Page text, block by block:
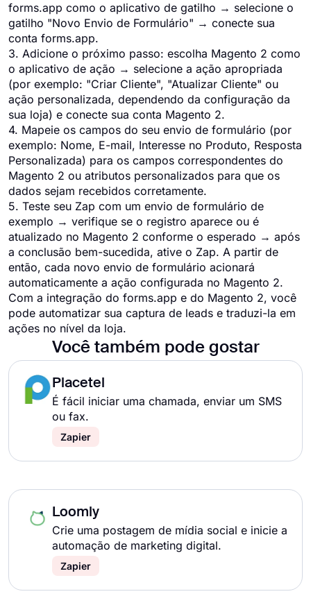
forms.app como o aplicativo de gatilho → selecione o
gatilho "Novo Envio de Formulário" → conecte sua
conta forms.app.
3. Adicione o próximo passo: escolha Magento 2 como
o aplicativo de ação → selecione a ação apropriada
(por exemplo: "Criar Cliente", "Atualizar Cliente" ou
ação personalizada, dependendo da configuração da
sua loja) e conecte sua conta Magento 2.
4. Mapeie os campos do seu envio de formulário (por
exemplo: Nome, E-mail, Interesse no Produto, Resposta
Personalizada) para os campos correspondentes do
Magento 2 ou atributos personalizados para que os
dados sejam recebidos corretamente.
5. Teste seu Zap com um envio de formulário de
exemplo → verifique se o registro aparece ou é
atualizado no Magento 2 conforme o esperado → após
a conclusão bem-sucedida, ative o Zap. A partir de
então, cada novo envio de formulário acionará
automaticamente a ação configurada no Magento 2.
Com a integração do forms.app e do Magento 2, você
pode automatizar sua captura de leads e traduzi-la em
ações no nível da loja.
Você também pode gostar
Placetel
É fácil iniciar uma chamada, enviar um SMS
ou fax.
Zapier
Loomly
Crie uma postagem de mídia social e inicie a
automação de marketing digital.
Zapier